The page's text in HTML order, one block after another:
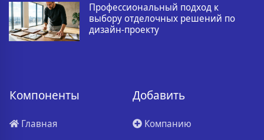
Профессиональный подход к
выбору отделочных решений по
дизайн-проекту
Компоненты
Главная
Добавить
Компанию